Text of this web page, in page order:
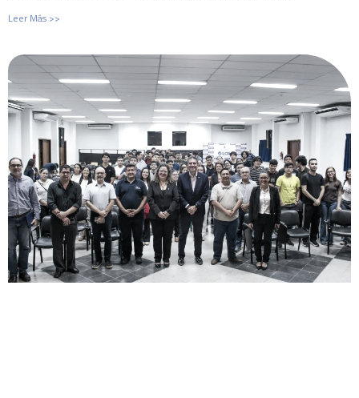
Leer Más >>